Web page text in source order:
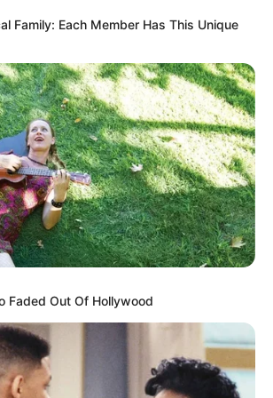
Family: Each Member Has This Unique
Faded Out Of Hollywood